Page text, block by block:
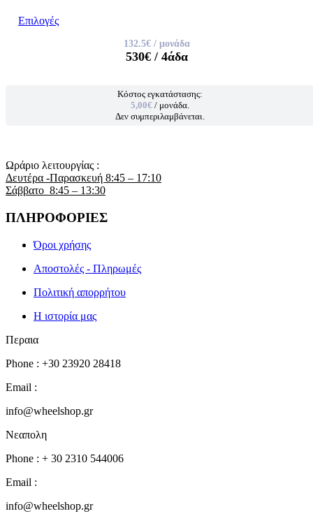
Επιλογές
132.5€/ μονάδα
530€/ 4άδα
Κόστος εγκατάστασης:
5,00€ / μονάδα.
Δεν συμπεριλαμβάνεται.
Ωράριο λειτουργίας :
Δευτέρα -Παρασκευή 8:45 – 17:10
Σάββατο 8:45 – 13:30
ΠΛΗΡΟΦΟΡΙΕΣ
Όροι χρήσης
Αποστολές - Πληρωμές
Πολιτική απορρήτου
Η ιστορία μας
Περαια
Phone : +30 23920 28418
Email :
info@wheelshop.gr
Νεαπολη
Phone : + 30 2310 544006
Email :
info@wheelshop.gr